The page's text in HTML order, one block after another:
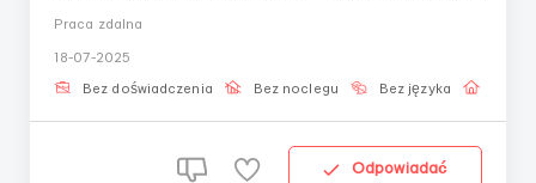
informacji w systemowych blokach— Wykonywanie
zadań w ścisłej kolejności— Po...
Praca zdalna
18-07-2025
Bez doświadczenia Bez noclegu Bez języka
Odpowiadać